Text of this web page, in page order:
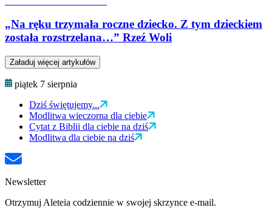
„Na ręku trzymała roczne dziecko. Z tym dzieckiem
została rozstrzelana…” Rzeź Woli
Załaduj więcej artykułów
piątek 7 sierpnia
Dziś świętujemy...
Modlitwa wieczorna dla ciebie
Cytat z Biblii dla ciebie na dziś
Modlitwa dla ciebie na dziś
Newsletter
Otrzymuj Aleteia codziennie w swojej skrzynce e-mail.